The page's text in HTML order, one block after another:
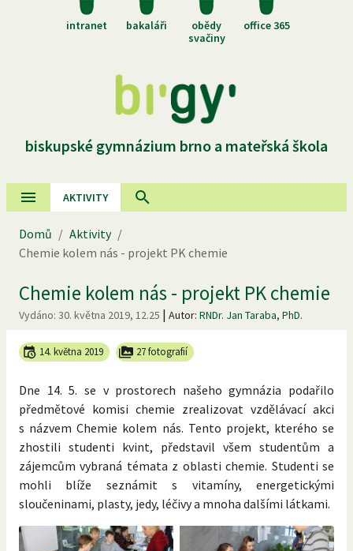
intranet bakaláři
obědy
svačiny
office 365
biskupské gymnázium brno a mateřská škola
AKTIVITY
Domů / Aktivity /
Chemie kolem nás - projekt PK chemie
Chemie kolem nás - projekt PK chemie
Vydáno: 30. května 2019, 12.25 | Autor: RNDr. Jan Taraba, PhD.
14. května 2019 27 fotografií
Dne 14. 5. se v prostorech našeho gymnázia podařilo
předmětové komisi chemie zrealizovat vzdělávací akci
s názvem Chemie kolem nás. Tento projekt, kterého se
zhostili studenti kvint, představil všem studentům a
zájemcům vybraná témata z oblasti chemie. Studenti se
mohli blíže seznámit s vitamíny, energetickými
sloučeninami, plasty, jedy, léčivy a mnoha dalšími látkami.